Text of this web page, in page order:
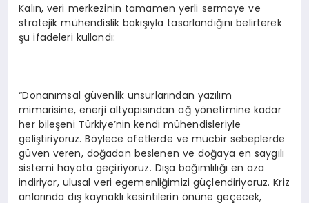
Kalın, veri merkezinin tamamen yerli sermaye ve
stratejik mühendislik bakışıyla tasarlandığını belirterek
şu ifadeleri kullandı:
“Donanımsal güvenlik unsurlarından yazılım
mimarisine, enerji altyapısından ağ yönetimine kadar
her bileşeni Türkiye’nin kendi mühendisleriyle
geliştiriyoruz. Böylece afetlerde ve mücbir sebeplerde
güven veren, doğadan beslenen ve doğaya en saygılı
sistemi hayata geçiriyoruz. Dışa bağımlılığı en aza
indiriyor, ulusal veri egemenliğimizi güçlendiriyoruz. Kriz
anlarında dış kaynaklı kesintilerin önüne geçecek,